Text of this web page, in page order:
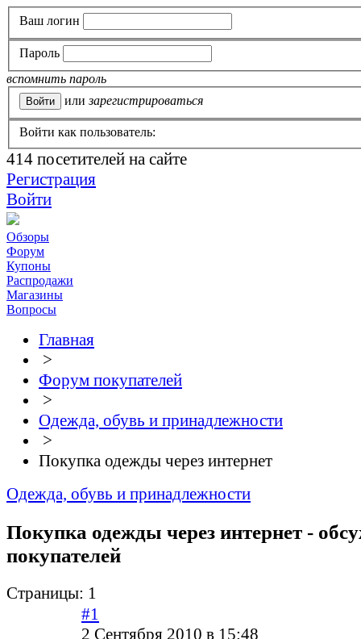
Ваш логин
Пароль
вспомнить пароль
или зарегистрироваться
Войти как пользователь:
414 посетителей на сайте
Регистрация
Войти
Обзоры
Форум
Купоны
Распродажи
Магазины
Вопросы
Главная
>
Форум покупателей
>
Одежда, обувь и принадлежности
>
Покупка одежды через интернет
Одежда, обувь и принадлежности
Покупка одежды через интернет -
покупателей
Страницы: 1
#1
2 Сентября 2010 в 15:48